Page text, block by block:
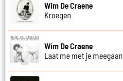
Wim De Craene
Kroegen
Wim De Craene
Laat me met je meegaan